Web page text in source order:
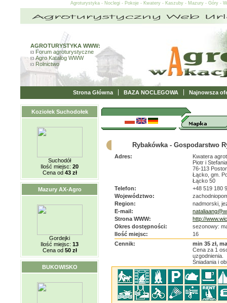
Agroturystyka - Noclegi - Pokoje - Kwatery - Kaszuby - Mazury - Góry -
AGROTURYSTYKA WWW:
Forum agroturystyczne
Agro Katalog WWW
Rolnictwo
Strona Główna BAZA NOCLEGOWA Najnowsza
Koziołek Suchodołek
Suchodół
Ilość miejsc: 20
Cena od 43 zł
Mazury AX-Agro
Gordejki
Ilość miejsc: 13
Cena od 50 zł
BUKOWISKO
Rybakówka - Gospodarstwo
Adres:
Kwatera
Piotr i
76-113
Łącko, gm.
Łącko 50
Telefon:
+48 519 180
Województwo:
Region:
nadmorski,
E-mail:
Strona WWW:
http://
Okres dostępności:
sezonowy:
Ilość miejsc:
16
Cennik:
min 35 zł,
Cena za 1
uzgodnienia.
Śniadania i